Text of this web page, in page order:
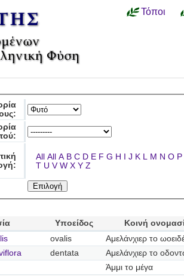
Τόποι
All All A B C D E F G H I J K L M N O P
T U V W X Y Z
Υποείδος
Κοινή
ovalis
Αμελάνχιερ το
dentata
Αμελάνχιερ το
Άμμι το μέγα